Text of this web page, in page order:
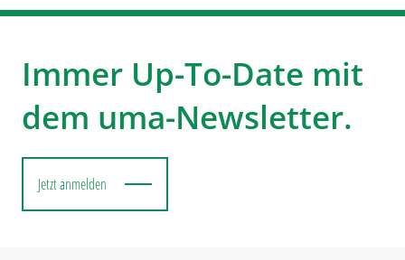
Immer Up-To-Date mit
dem uma-Newsletter.
Jetzt anmelden